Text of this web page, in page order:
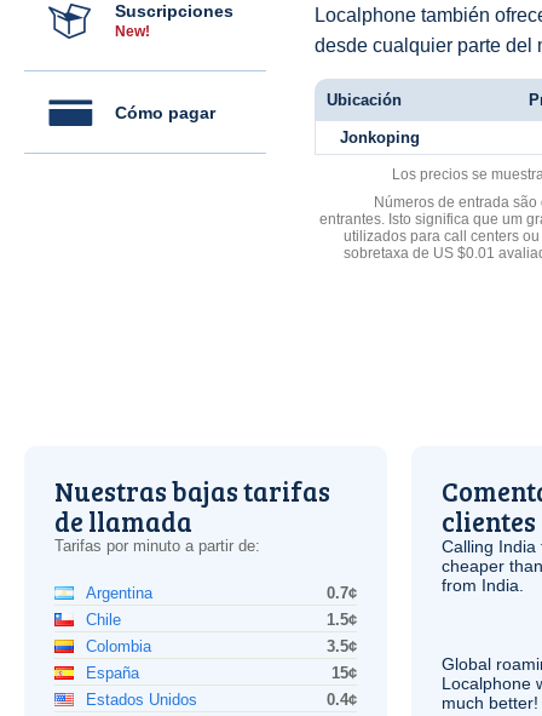
Suscripciones
New!
Cómo pagar
Localphone también
desde cualquier parte del
Ubicación
Jonkoping
Los precios se
Números de entrada
entrantes. Isto significa que um
utilizados para call centers
sobretaxa de US $0.01
Nuestras bajas tarifas
de llamada
Tarifas por minuto a partir de:
Argentina
0.7¢
Chile
1.5¢
Colombia
3.5¢
España
15¢
Estados Unidos
0.4¢
clientes
Calling
cheaper
from India.
Global
Localphone
much better!